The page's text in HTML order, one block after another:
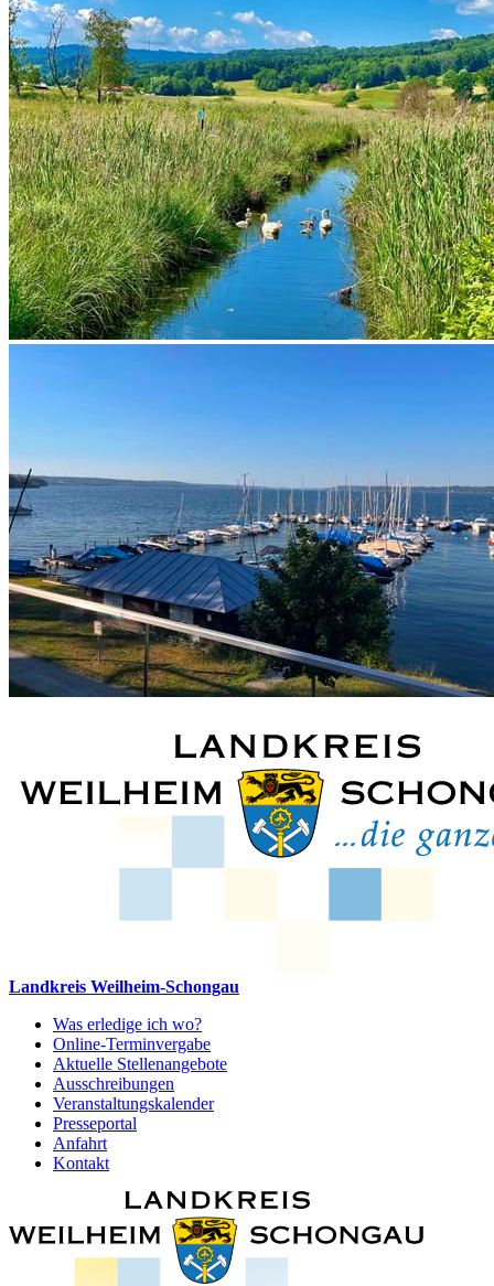
Landkreis Weilheim-Schongau
Was erledige ich wo?
Online-Terminvergabe
Aktuelle Stellenangebote
Ausschreibungen
Veranstaltungskalender
Presseportal
Anfahrt
Kontakt